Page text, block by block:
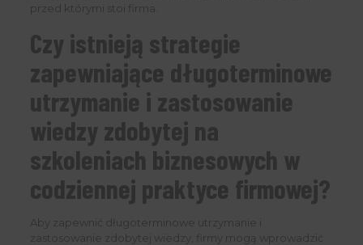
przed którymi stoi firma.
Czy istnieją strategie
zapewniające długoterminowe
utrzymanie i zastosowanie
wiedzy zdobytej na
szkoleniach biznesowych w
codziennej praktyce firmowej?
Aby zapewnić długoterminowe utrzymanie i
zastosowanie zdobytej wiedzy, firmy mogą wprowadzić